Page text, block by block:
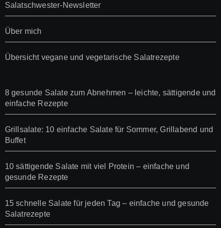
Salatschwester-Newsletter
Über mich
Übersicht vegane und vegetarische Salatrezepte
8 gesunde Salate zum Abnehmen – leichte, sättigende und
einfache Rezepte
Grillsalate: 10 einfache Salate für Sommer, Grillabend und
Buffet
10 sättigende Salate mit viel Protein – einfache und
gesunde Rezepte
15 schnelle Salate für jeden Tag – einfache und gesunde
Salatrezepte